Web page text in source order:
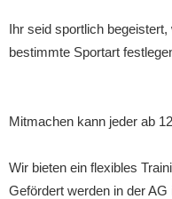
Ihr seid sportlich
bestimmte Sportart
Mitmachen kann jeder ab
Wir bieten ein flexibles
Gefördert werden in der